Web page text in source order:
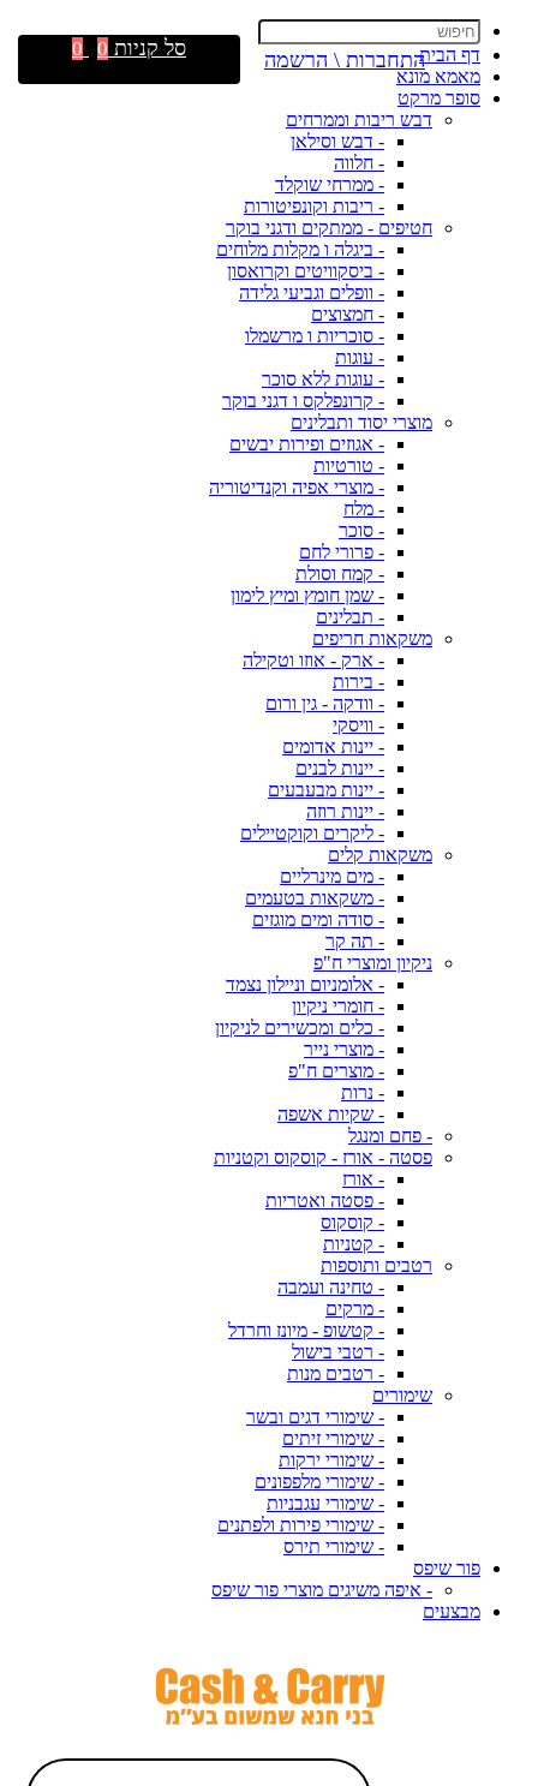
דף הבית
מאמא מונא
סופר מרקט
דבש ריבות וממרחים
- דבש וסילאן
- חלווה
- ממרחי שוקלד
- ריבות וקונפיטורות
חטיפים - ממתקים ודגני בוקר
- ביגלה ו מקלות מלוחים
- ביסקוויטים וקרואסון
- וופלים וגביעי גלידה
- חמצוצים
- סוכריות ו מרשמלו
- עוגות
- עוגות ללא סוכר
- קרונפלקס ו דגני בוקר
מוצרי יסוד ותבלינים
- אגוזים ופירות יבשים
- טורטיות
- מוצרי אפיה וקנדיטוריה
- מלח
- סוכר
- פרורי לחם
- קמח וסולת
- שמן חומץ ומיץ לימון
- תבלינים
משקאות חריפים
- ארק - אוזו וטקילה
- בירות
- וודקה - גין ורום
- וויסקי
- יינות אדומים
- יינות לבנים
- יינות מבעבעים
- יינות רוזה
- ליקרים וקוקטיילים
משקאות קלים
- מים מינרליים
- משקאות בטעמים
- סודה ומים מוגזים
- תה קר
ניקיון ומוצרי ח"פ
- אלומניום וניילון נצמד
- חומרי ניקיון
- כלים ומכשירים לניקיון
- מוצרי נייר
- מוצרים ח"פ
- נרות
- שקיות אשפה
- פחם ומנגל
פסטה - אורז - קוסקוס וקטניות
- אורז
- פסטה ואטריות
- קוסקוס
- קטניות
רטבים ותוספות
- טחינה ועמבה
- מרקים
- קטשופ - מיונז וחרדל
- רטבי בישול
- רטבים מנות
שימורים
- שימורי דגים ובשר
- שימורי זיתים
- שימורי ירקות
- שימורי מלפפונים
- שימורי עגבניות
- שימורי פירות ולפתנים
- שימורי תירס
פור שיפס
- איפה משיגים מוצרי פור שיפס
מבצעים
התחברות \ הרשמה סל קניות 0
0